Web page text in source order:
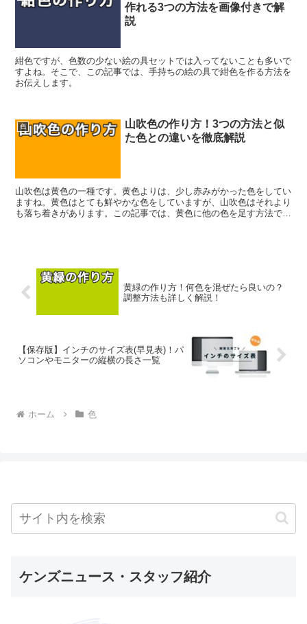
作れる3つの方法を画像付きで解
説
紺色ですが、色数の少ない絵の具セットでは入ってないことも多いで
すよね。そこで、この記事では、手持ちの絵の具で紺色を作る方法を
お伝えします。
色
山吹色の作り方！3つの方法と似
た色との違いを徹底解説
山吹色は黄色の一種です。黄色よりは、少し赤みがかった色をしてい
ますね。黄色はとても鮮やかな色をしていますが、山吹色はそれより
も落ち着きがあります。この記事では、黄色に他の色を足す方法で山
黄緑の作り方！何色を混ぜたら良いの？
調整方法も詳しく解説！
【保存版】インチのサイズ表(早見表)！パ
ソコンやモニターの縦横の長さ一覧
ホーム 色
ケンズニュース・スタッフ紹介